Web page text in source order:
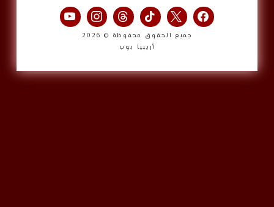
جميع الحقوق محفوظة © 2026
أريبيا بوب